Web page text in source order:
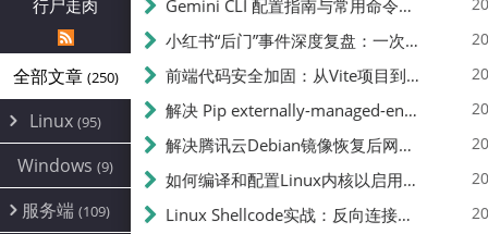
行尸走肉
全部文章 (250)
Linux (95)
Alpine
CentOS(17)
Debian(24)
Windows (9)
服务端 (109)
Gemini CLI 配置指南与常用命令中文翻译 | API Key、MCP、代理设置
小红书“后门”事件深度复盘：一次沉默危机下的品牌、技术与流程三重考验
前端代码安全加固：从Vite项目到纯静态页面的深度混淆技术备忘
解决 Pip externally-managed-environment 错误：临时与永久绕过方案
解决腾讯云Debian镜像恢复后网络不通问题
如何编译和配置Linux内核以启用BBR2 | 内核编译教程
Linux Shellcode实战：反向连接、持久化、免杀技术详解（MSF,Cobalt Strike）- 从原理到C加载器实现